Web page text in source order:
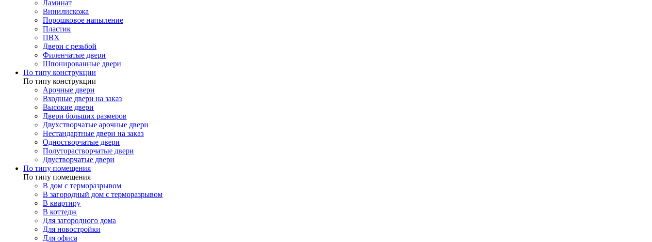
Ламинат
Винилискожа
Порошковое напыление
Пластик
ПВХ
Двери с резьбой
Филенчатые двери
Шпонированные двери
По типу конструкции
По типу конструкции
Арочные двери
Входные двери на заказ
Высокие двери
Двери больших размеров
Двухстворчатые арочные двери
Нестандартные двери на заказ
Одностворчатые двери
Полуторастворчатые двери
Двустворчатые двери
По типу помещения
По типу помещения
В дом с терморазрывом
В загородный дом с терморазрывом
В квартиру
В коттедж
Для загородного дома
Для новостройки
Для офиса